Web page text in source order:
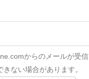
からのメールが受信
ない場合があります。